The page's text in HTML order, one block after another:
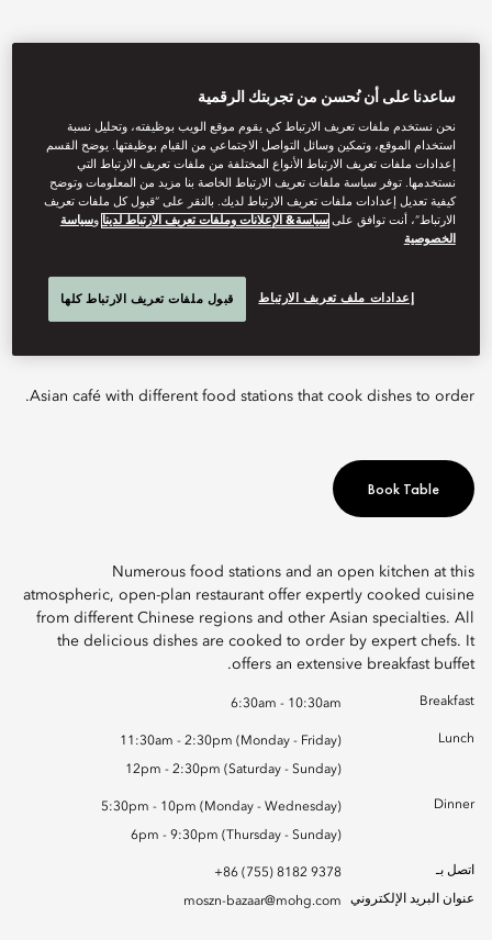
BAZAAR
Asian café with different food stations that cook dishes to order.
Book Table
Numerous food stations and an open kitchen at this
atmospheric, open-plan restaurant offer expertly cooked cuisine
from different Chinese regions and other Asian specialties. All
the delicious dishes are cooked to order by expert chefs. It
offers an extensive breakfast buffet.
Breakfast
6:30am - 10:30am
Lunch
11:30am - 2:30pm (Monday - Friday)
12pm - 2:30pm (Saturday - Sunday)
Dinner
5:30pm - 10pm (Monday - Wednesday)
6pm - 9:30pm (Thursday - Sunday)
اتصل بـ
+86 (755) 8182 9378
عنوان البريد الإلكتروني
moszn-bazaar@mohg.com
ساعدنا على أن نُحسن من تجربتك الرقمية
نحن نستخدم ملفات تعريف الارتباط كي يقوم موقع الويب بوظيفته، وتحليل نسبة
استخدام الموقع، وتمكين وسائل التواصل الاجتماعي من القيام بوظيفتها. يوضح القسم
إعدادات ملفات تعريف الارتباط الأنواع المختلفة من ملفات تعريف الارتباط التي
نستخدمها. توفر سياسة ملفات تعريف الارتباط الخاصة بنا مزيد من المعلومات وتوضح
كيفية تعديل إعدادات ملفات تعريف الارتباط لديك. بالنقر على “قبول كل ملفات تعريف
الارتباط”، أنت توافق علىسياسة& الإعلانات وملفات تعريف الارتباط لدينا وسياسة
الخصوصية
إعدادات ملف تعريف الارتباط قبول ملفات تعريف الارتباط كلها